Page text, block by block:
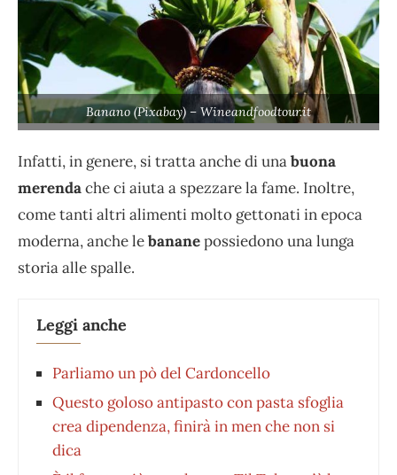
Banano (Pixabay) – Wineandfoodtour.it
Infatti, in genere, si tratta anche di unabuona
merendache ci aiuta a spezzare la fame. Inoltre,
come tanti altri alimenti molto gettonati in epoca
moderna, anche lebananepossiedono una lunga
storia alle spalle.
Leggi anche
Parliamo un pò del Cardoncello
Questo goloso antipasto con pasta sfoglia
crea dipendenza, finirà in men che non si
dica